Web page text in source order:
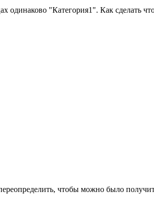
одинаково "Категория1". Как
чтобы можно было